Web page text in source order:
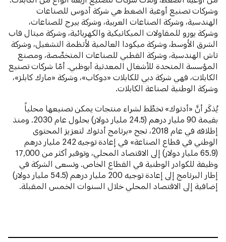
وشركات تصنيع أوعية الضغط هي شركة أدوس للصناعات
الهندسية، وشركة الصناعات العربية، وشركة بيرج للصناعات،
وشركة يورو للمقاولات الميكانيكية والكهربائية، وشركة ميتال فاب
الشرق الأوسط، وشركة ميكودا العالمية لأنظمة التشغيل، وشركة
ناش الهندسية، وشركة القطبي للصناعات المتخصِّصة، ومصنع
المؤسسة المتحدة للأشغال المعدنية أبوظبي. أمّا شركات تصنيع
الكابلات، فهي شركة دبي للكابلات «دوكاب»، وشركة «مارك كابلز»،
وشركة الوطنية لصناعة الكابلات.
يُذكَر أنَّ «أدنوك» تخطِّط لشراء منتجات يمكن تصنيعها محلياً
بقيمة 90 مليار درهم (24.5 مليار دولار) بحلول عام 2030. ومنذ
إطلاقه في عام 2018، نجح «برنامج أدنوك لتعزيز المحتوى
الوطني في قطاع الصناعة» في إعادة توجيه 242 مليار درهم
(65.9 مليار دولار) إلى الاقتصاد المحلي، وتوفير أكثر من 17,000
وظيفة للكوادر الوطنية في القطاع الخاص. وتسعى الشركة في
إطار البرنامج إلى إعادة توجيه 200 مليار درهم (54.5 مليار دولار)
إضافية إلى الاقتصاد المحلي خلال السنوات الخمس المقبلة.